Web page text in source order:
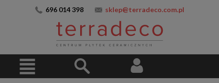
696 014 398 sklep@terradeco.com.pl